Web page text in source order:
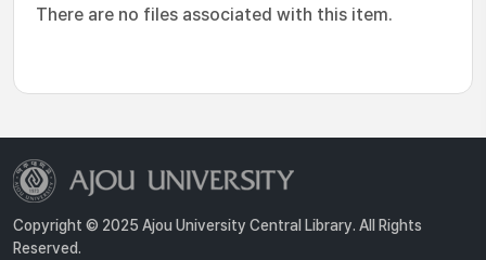
There are no files associated with this item.
Copyright © 2025 Ajou University Central Library. All Rights
Reserved.